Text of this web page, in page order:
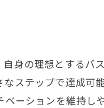
アする
イテムの選び方
身の理想とするバ
ステップで達成可
ーションを維持し